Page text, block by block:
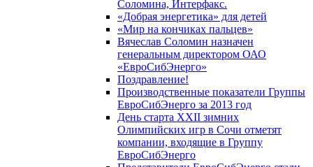
Соломина, Интерфакс.
«Добрая энергетика» для детей
«Мир на кончиках пальцев»
Вячеслав Соломин назначен
генеральным директором ОАО
«ЕвроСибЭнерго»
Поздравление!
Производственные показатели Группы
ЕвроСибЭнерго за 2013 год
День старта XXII зимних
Олимпийских игр в Сочи отметят
компании, входящие в Группу
ЕвроСибЭнерго